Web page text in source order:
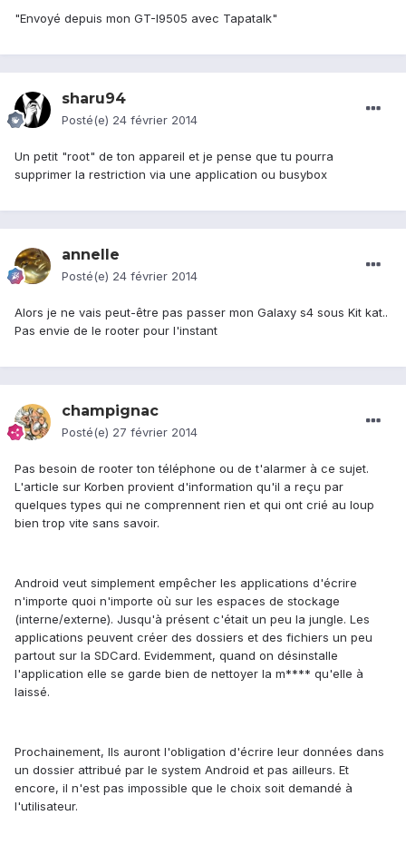
"Envoyé depuis mon GT-I9505 avec Tapatalk"
sharu94
Posté(e) 24 février 2014
Un petit "root" de ton appareil et je pense que tu pourra
supprimer la restriction via une application ou busybox
annelle
Posté(e) 24 février 2014
Alors je ne vais peut-être pas passer mon Galaxy s4 sous Kit kat..
Pas envie de le rooter pour l'instant
champignac
Posté(e) 27 février 2014
Pas besoin de rooter ton téléphone ou de t'alarmer à ce sujet.
L'article sur Korben provient d'information qu'il a reçu par
quelques types qui ne comprennent rien et qui ont crié au loup
bien trop vite sans savoir.
Android veut simplement empêcher les applications d'écrire
n'importe quoi n'importe où sur les espaces de stockage
(interne/externe). Jusqu'à présent c'était un peu la jungle. Les
applications peuvent créer des dossiers et des fichiers un peu
partout sur la SDCard. Evidemment, quand on désinstalle
l'application elle se garde bien de nettoyer la m**** qu'elle à
laissé.
Prochainement, Ils auront l'obligation d'écrire leur données dans
un dossier attribué par le system Android et pas ailleurs. Et
encore, il n'est pas impossible que le choix soit demandé à
l'utilisateur.